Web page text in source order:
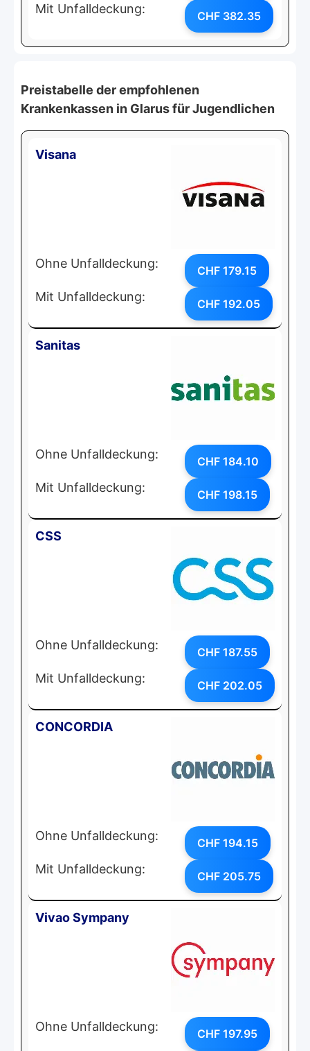
Mit Unfalldeckung: CHF 382.35
Preistabelle der empfohlenen
Krankenkassen in Glarus für Jugendlichen
Visana
Ohne Unfalldeckung: CHF 179.15
Mit Unfalldeckung: CHF 192.05
Sanitas
Ohne Unfalldeckung: CHF 184.10
Mit Unfalldeckung: CHF 198.15
CSS
Ohne Unfalldeckung: CHF 187.55
Mit Unfalldeckung: CHF 202.05
CONCORDIA
Ohne Unfalldeckung: CHF 194.15
Mit Unfalldeckung: CHF 205.75
Vivao Sympany
Ohne Unfalldeckung: CHF 197.95